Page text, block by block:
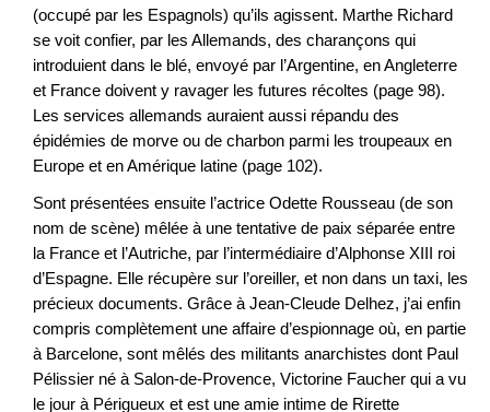
(occupé par les Espagnols) qu’ils agissent. Marthe Richard
se voit confier, par les Allemands, des charançons qui
introduient dans le blé, envoyé par l’Argentine, en Angleterre
et France doivent y ravager les futures récoltes (page 98).
Les services allemands auraient aussi répandu des
épidémies de morve ou de charbon parmi les troupeaux en
Europe et en Amérique latine (page 102).
Sont présentées ensuite l’actrice Odette Rousseau (de son
nom de scène) mêlée à une tentative de paix séparée entre
la France et l’Autriche, par l’intermédiaire d’Alphonse XIII roi
d’Espagne. Elle récupère sur l’oreiller, et non dans un taxi, les
précieux documents. Grâce à Jean-Cleude Delhez, j’ai enfin
compris complètement une affaire d’espionnage où, en partie
à Barcelone, sont mêlés des militants anarchistes dont Paul
Pélissier né à Salon-de-Provence, Victorine Faucher qui a vu
le jour à Périgueux et est une amie intime de Rirette